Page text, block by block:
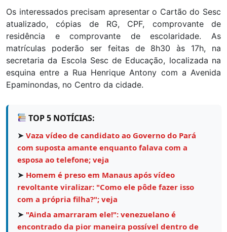
Os interessados precisam apresentar o Cartão do Sesc
atualizado, cópias de RG, CPF, comprovante de
residência e comprovante de escolaridade. As
matrículas poderão ser feitas de 8h30 às 17h, na
secretaria da Escola Sesc de Educação, localizada na
esquina entre a Rua Henrique Antony com a Avenida
Epaminondas, no Centro da cidade.
TOP 5 NOTÍCIAS:
➤ Vaza vídeo de candidato ao Governo do Pará
com suposta amante enquanto falava com a
esposa ao telefone; veja
➤ Homem é preso em Manaus após vídeo
revoltante viralizar: "Como ele pôde fazer isso
com a própria filha?"; veja
➤ "Ainda amarraram ele!": venezuelano é
encontrado da pior maneira possível dentro de